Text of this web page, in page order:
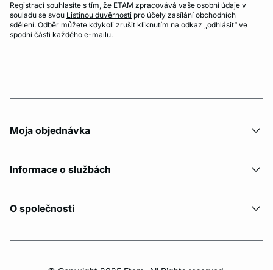
Registrací souhlasíte s tím, že ETAM zpracovává vaše osobní údaje v
souladu se svou Listinou důvěrnosti pro účely zasílání obchodních
sdělení. Odběr můžete kdykoli zrušit kliknutím na odkaz „odhlásit“ ve
spodní části každého e-mailu.
Moja objednávka
Informace o službách
O společnosti